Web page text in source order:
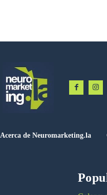
Acerca de Neuromarketing.la